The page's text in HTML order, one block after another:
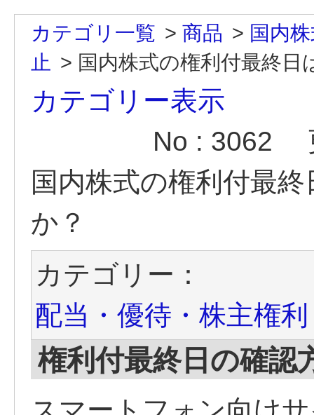
カテゴリ一覧 > 商品 > 国内
止 > 国内株式の権利付最終
カテゴリー表示
No : 3062
国内株式の権利付最
か？
カテゴリー：
配当・優待・株主権
権利付最終日の確認